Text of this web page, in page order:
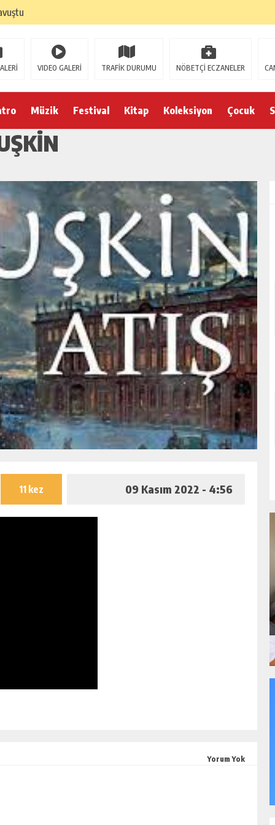
VIDEO GALERİ TRAFİK DURUMU NÖBETÇİ ECZANELER
Müzik Festival Kitap Koleksiyon Çocuk
11 kez 09 Kasım 2022 - 4:56
Yorum Yok